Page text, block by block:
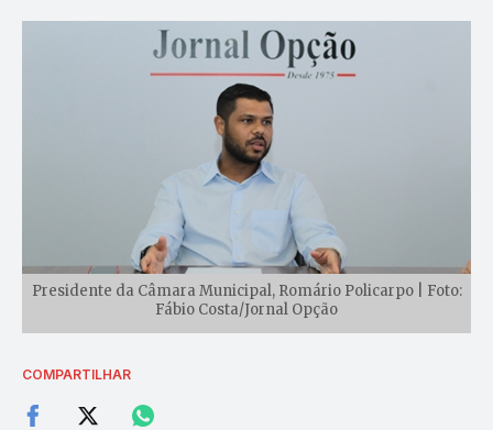
Presidente da Câmara Municipal, Romário Policarpo | Foto:
Fábio Costa/Jornal Opção
COMPARTILHAR